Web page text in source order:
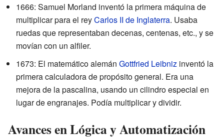
1666: Samuel Morland inventó la primera máquina de
multiplicar para el reyCarlos II de Inglaterra. Usaba
ruedas que representaban decenas, centenas, etc., y se
movían con un alfiler.
1673: El matemático alemán Gottfried Leibniz inventó la
primera calculadora de propósito general. Era una
mejora de la pascalina, usando un cilindro especial en
lugar de engranajes. Podía multiplicar y dividir.
Avances en Lógica y Automatización